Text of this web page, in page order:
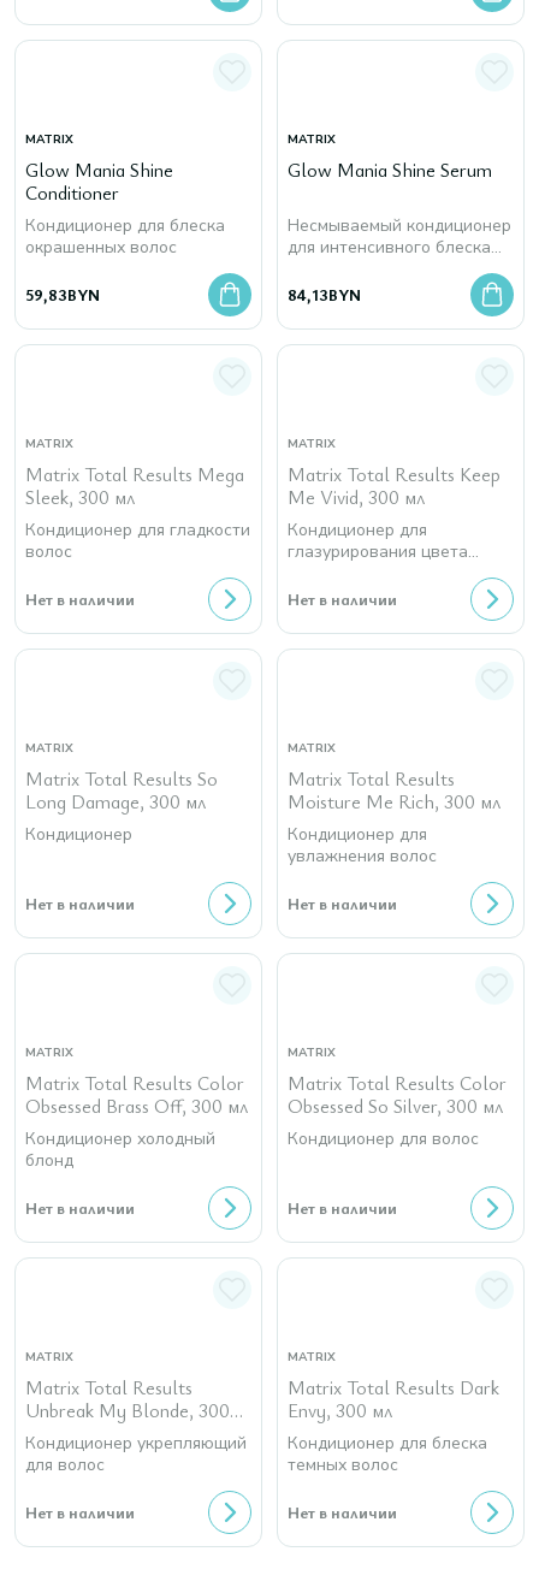
MATRIX
Glow Mania Shine
Conditioner
Кондиционер для блеска
окрашенных волос
59,83BYN
MATRIX
Glow Mania Shine Serum
Несмываемый кондиционер
для интенсивного блеска
84,13BYN
MATRIX
Matrix Total Results Mega
Sleek, 300 мл
Кондиционер для гладкости
волос
Нет в наличии
MATRIX
Matrix Total Results Keep
Me Vivid, 300 мл
Кондиционер для
глазурирования цвета
Нет в наличии
MATRIX
Matrix Total Results So
Long Damage, 300 мл
Кондиционер
Нет в наличии
MATRIX
Matrix Total Results
Moisture Me Rich, 300 мл
Кондиционер для
увлажнения волос
Нет в наличии
MATRIX
Matrix Total Results Color
Obsessed Brass Off, 300 мл
Кондиционер холодный
блонд
Нет в наличии
MATRIX
Matrix Total Results Color
Obsessed So Silver, 300 мл
Кондиционер для волос
Нет в наличии
MATRIX
Matrix Total Results
Unbreak My Blonde, 300
мл
Кондиционер укрепляющий
для волос
Нет в наличии
MATRIX
Matrix Total Results Dark
Envy, 300 мл
Кондиционер для блеска
темных волос
Нет в наличии